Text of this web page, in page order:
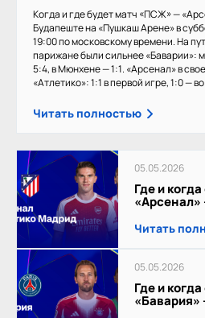
Когда и где будет матч «ПСЖ» —
Будапеште на «Пушкаш Арене» в
19:00 по московскому времени. На
парижане были сильнее «Баварии»:
5:4, в Мюнхене — 1:1. «Арсенал» в
«Атлетико»: 1:1 в первой игре, 1:0 —
Читать полностью
05.05.2026
Где и
«Арсенал»
Читать
05.05.2026
Где и